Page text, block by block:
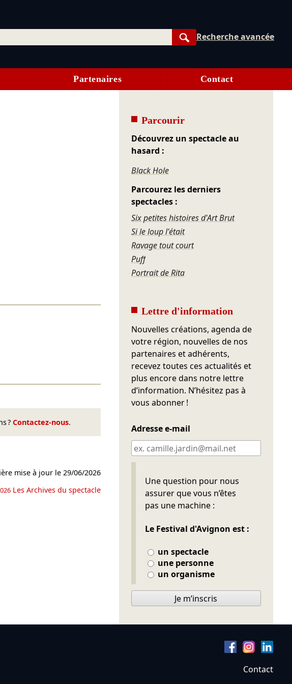
Rechercher
Recherche avancée
Partenaires Contact
? Contactez-nous.
mise à jour le29/06/2026
Les Archives du spectacle
Parcourir
Découvrez un spectacle au
hasard :
Black Hole
Parcourez les derniers
spectacles :
Six petites histoires d'Art Brut
Si le loup l'était
Ravage tout court
Puff
Portrait de Rita
Lettre d'information
Nouvelles créations, agenda de
votre région, nouvelles de nos
partenaires et adhérents,
recevez toutes ces actualités et
plus encore dans notre lettre
d’information. N’hésitez pas à
vous abonner !
Adresse e-mail
Une question pour nous
assurer que vous n’êtes
pas une machine :
Le Festival d'Avignon est :
un spectacle
une personne
un organisme
Ne pas remplir
Je m’inscris
Contact